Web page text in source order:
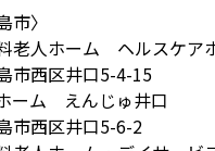
市〉
老人ホーム ヘルスケア
市西区井口5-4-15
ーム えんじゅ井口
市西区井口5-6-2